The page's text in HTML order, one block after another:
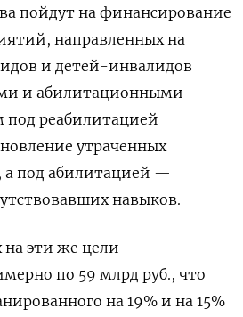
пойдут на финансирование
направленных на
и детей-инвалидов
и абилитационными
под реабилитацией
утраченных
а под абилитацией —
навыков.
на эти же цели
по 59 млрд руб., что
на 19% и на 15%